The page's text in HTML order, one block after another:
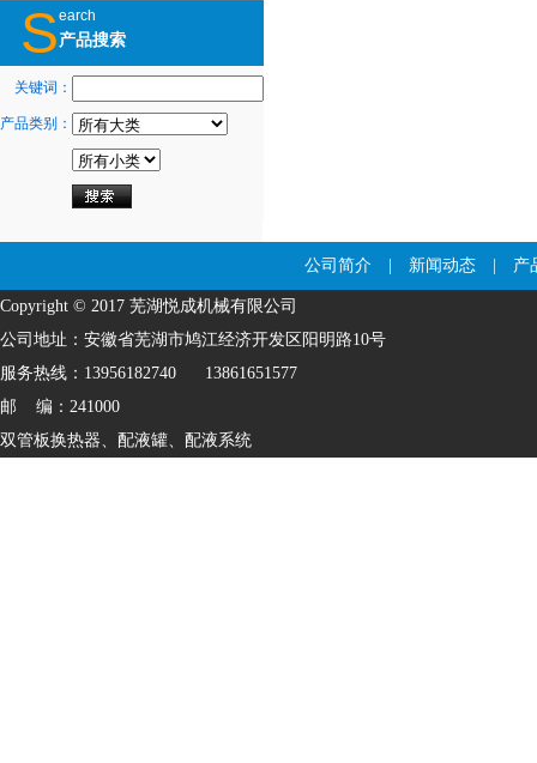
Search
产品搜索
关键词：
产品类别：
公司简介 新闻动态 产
Copyright © 2017 芜湖悦成机械有限公司
公司地址：安徽省芜湖市鸠江经济开发区阳明路10号
服务热线：13956182740 13861651577
邮 编：241000
双管板换热器、 配液罐、 配液系统